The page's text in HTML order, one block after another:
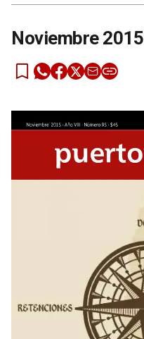
Noviembre 2015